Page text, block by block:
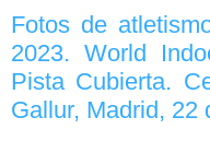
Fotos de
2023. World
Pista Cubierta.
Gallur, Madrid, 22